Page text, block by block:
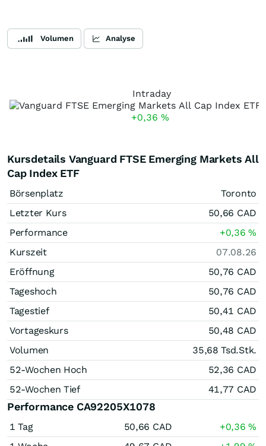
Volumen Analyse
Intraday
+0,36 %
Kursdetails Vanguard FTSE Emerging Markets All
Cap Index ETF
Börsenplatz
Toronto
Letzter Kurs
50,66 CAD
Performance
+0,36%
Kurszeit
07.08.26
Eröffnung
50,76 CAD
Tageshoch
50,76 CAD
Tagestief
50,41 CAD
Vortageskurs
50,48 CAD
Volumen
35,68 Tsd.Stk.
52-Wochen Hoch
52,36 CAD
52-Wochen Tief
41,77 CAD
Performance CA92205X1078
1 Tag 50,66 CAD +0,36%